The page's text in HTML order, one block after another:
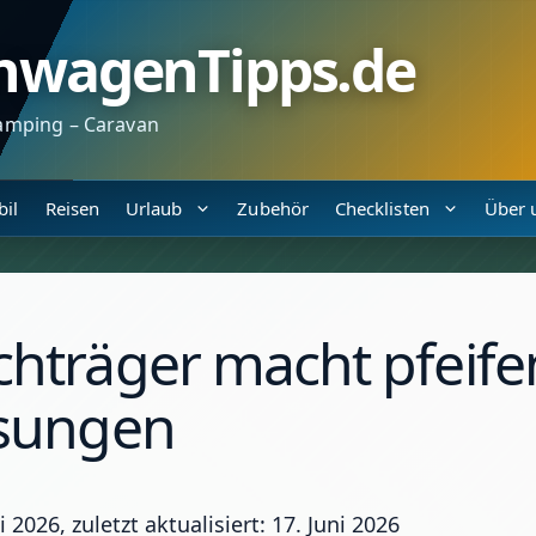
– Caravan
Reisen Urlaub Zubehör Checklisten Über
macht
zuletzt aktualisiert: 17. Juni 2026